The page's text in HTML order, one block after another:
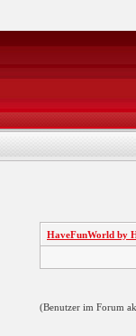
HaveFunWorld by
(Benutzer im Forum